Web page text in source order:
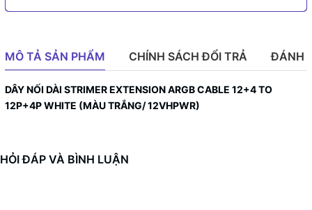
MÔ TẢ SẢN PHẨM CHÍNH SÁCH ĐỔI TRẢ ĐÁNH
DÂY NỐI DÀI STRIMER EXTENSION ARGB CABLE 12+4 TO
12P+4P WHITE (MÀU TRẮNG/ 12VHPWR)
HỎI ĐÁP VÀ BÌNH LUẬN